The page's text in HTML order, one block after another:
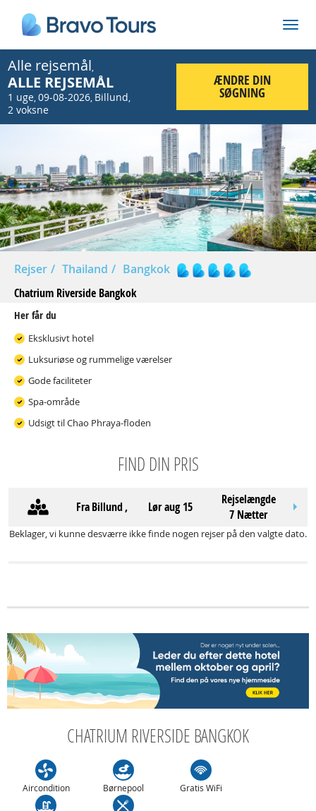
Alle rejsemål,
ALLE REJSEMÅL
1 uge,09-08-2026, Billund,
2 voksne
ÆNDRE DIN
SØGNING
Prev
Rejser Thailand
Bangkok
Chatrium Riverside Bangkok
Her får du
Eksklusivt hotel
Luksuriøse og rummelige værelser
Gode faciliteter
Spa-område
Udsigt til Chao Phraya-floden
FIND DIN PRIS
FraBillund, lør aug 15
Rejselængde
7 Nætter
Beklager, vi kunne desværre ikke finde nogen rejser på den valgte dato.
CHATRIUM RIVERSIDE BANGKOK
Aircondition Børnepool Gratis WiFi